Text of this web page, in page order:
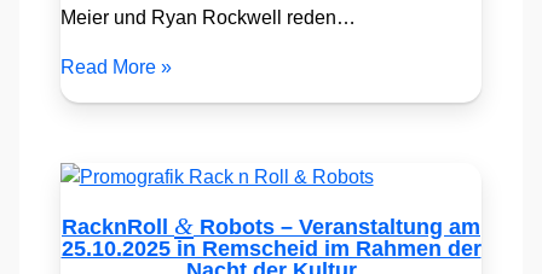
Meier und Ryan Rockwell reden…
Read More »
RacknRoll & Robots – Veranstaltung am
25.10.2025 in Remscheid im Rahmen der